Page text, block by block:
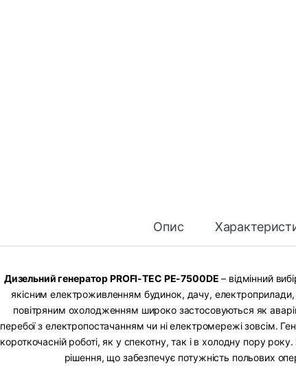
Опис
Дизельний генератор PROFI-TEC PE-7500DE – відмінний
якісним електроживленням будинок, дачу,
повітряним охолодженням широко застосовуються як
перебої з електропостачанням чи ні електромережі зовсім.
короткочасній роботі, як у спекотну, так і в холодну пору
рішення, що забезпечує потужність польових